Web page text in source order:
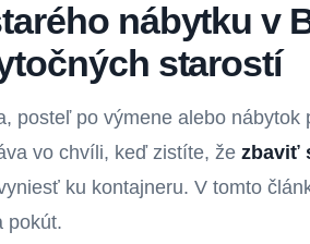
nábytku v
starostí
posteľ po výmene alebo
vo chvíli, keď zistíte, že zbaviť
ku kontajneru. V tomto
pokút.